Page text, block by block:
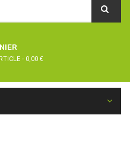
- 0,00 €